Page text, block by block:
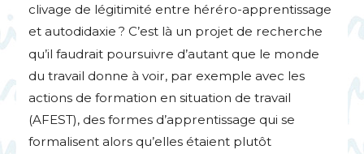
clivage de légitimité entre héréro-apprentissage
et autodidaxie ? C’est là un projet de recherche
qu’il faudrait poursuivre d’autant que le monde
du travail donne à voir, par exemple avec les
actions de formation en situation de travail
(AFEST), des formes d’apprentissage qui se
formalisent alors qu’elles étaient plutôt